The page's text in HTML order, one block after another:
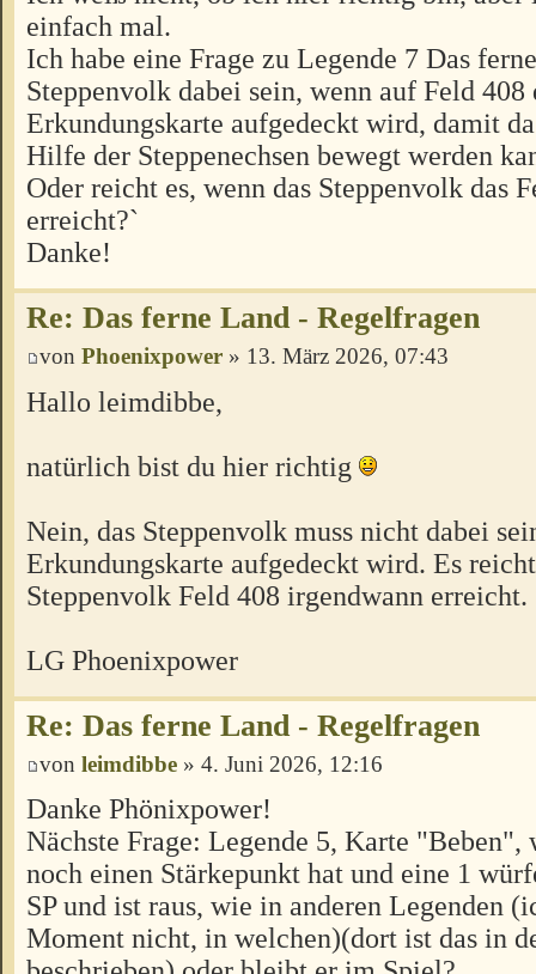
einfach mal.
Ich habe eine Frage zu Legende 7 Das
Steppenvolk dabei sein, wenn auf Feld 408
Erkundungskarte aufgedeckt wird, damit
Hilfe der Steppenechsen bewegt werden
Oder reicht es, wenn das Steppenvolk das
erreicht?`
Danke!
Re: Das ferne Land - Regelfragen
von Phoenixpower » 13. März 2026, 07:43
Hallo leimdibbe,
natürlich bist du hier richtig
Nein, das Steppenvolk muss nicht dabei
Erkundungskarte aufgedeckt wird. Es
Steppenvolk Feld 408 irgendwann erreicht.
LG Phoenixpower
Re: Das ferne Land - Regelfragen
von leimdibbe » 4. Juni 2026, 12:16
Danke Phönixpower!
Nächste Frage: Legende 5, Karte "Beben",
noch einen Stärkepunkt hat und eine 1
SP und ist raus, wie in anderen Legenden
Moment nicht, in welchen)(dort ist das in